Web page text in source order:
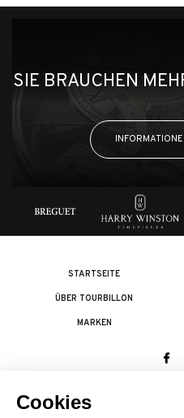
SIE BRAUCHEN
STARTSEITE
ÜBER TOURBILLON
MARKEN